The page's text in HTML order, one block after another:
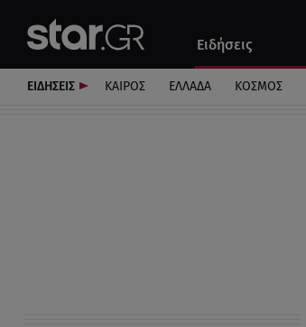
Ειδήσεις
Αυτοκίνητο
ΕΙΔΗΣΕΙΣ ΚΑΙΡΟΣ ΕΛΛΑΔΑ ΚΟΣΜΟΣ